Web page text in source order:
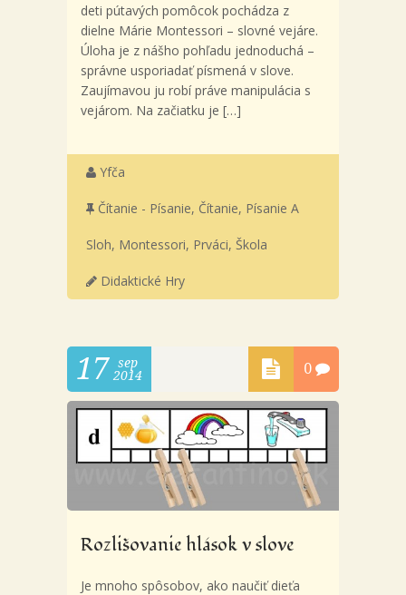
deti pútavých pomôcok pochádza z
dielne Márie Montessori – slovné vejáre.
Úloha je z nášho pohľadu jednoduchá –
správne usporiadať písmená v slove.
Zaujímavou ju robí práve manipulácia s
vejárom. Na začiatku je […]
Yfča
Čítanie - Písanie, Čítanie, Písanie A
Sloh, Montessori, Prváci, Škola
Didaktické Hry
17
sep
2014
0
Rozlišovanie hlások v slove
Je mnoho spôsobov, ako naučiť dieťa